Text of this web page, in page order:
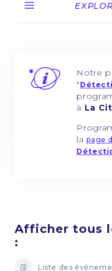
Notre
"
à La
lapage
Afficher tous
:
Liste des